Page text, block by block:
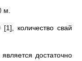
м.
количество свай
достаточно